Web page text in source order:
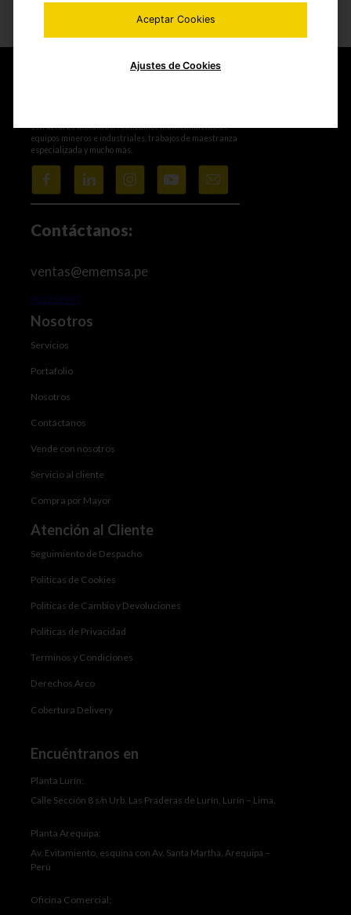
estructuras metálicas, realizamos mantenimiento de
equipos mineros e industriales, trabajos de maestranza
especializada y mucho más.
Contáctanos:
ventas@ememsa.pe
952252097
Nosotros
Servicios
Portafolio
Nosotros
Contáctanos
Vende con nosotros
Servicio al cliente
Compra por Mayor
Atención al Cliente
Seguimiento de Despacho
Politicas de Cookies
Politicas de Cambio y Devoluciones
Politicas de Privacidad
Terminos y Condiciones
Derechos Arco
Cobertura Delivery
Encuéntranos en
Planta Lurín:
Calle Sección 8 s/n Urb. Las Praderas de Lurín, Lurín – Lima.
Planta Arequipa:
Av. Evitamiento, esquina con Av. Santa Martha, Arequipa –
Perú
Oficina Comercial:
Aceptar Cookies
Ajustes de Cookies